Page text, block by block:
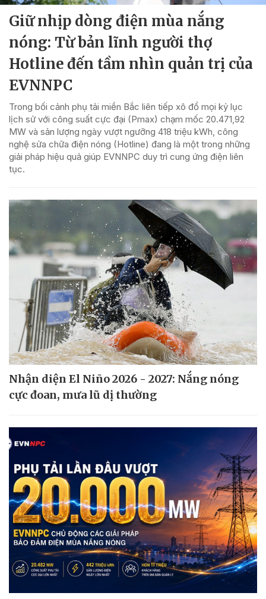
Giữ nhịp dòng điện mùa nắng
nóng: Từ bản lĩnh người thợ
Hotline đến tầm nhìn quản trị của
EVNNPC
Trong bối cảnh phụ tải miền Bắc liên tiếp xô đổ mọi kỷ lục
lịch sử với công suất cực đại (Pmax) chạm mốc 20.471,92
MW và sản lượng ngày vượt ngưỡng 418 triệu kWh, công
nghệ sửa chữa điện nóng (Hotline) đang là một trong những
giải pháp hiệu quả giúp EVNNPC duy trì cung ứng điện liên
tục.
Nhận diện El Niño 2026 - 2027: Nắng nóng
cực đoan, mưa lũ dị thường